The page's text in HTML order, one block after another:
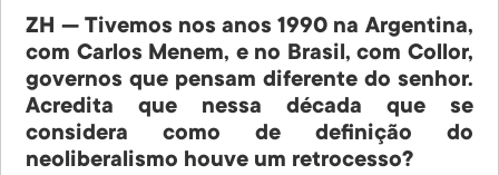
ZH — Tivemos nos anos 1990 na Argentina,
com Carlos Menem, e no Brasil, com Collor,
governos que pensam diferente do senhor.
Acredita que nessa década que se
considera como de definição do
neoliberalismo houve um retrocesso?